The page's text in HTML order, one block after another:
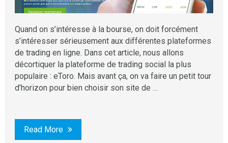
Quand on s’intéresse à la bourse, on doit forcément
s’intéresser sérieusement aux différentes plateformes
de trading en ligne. Dans cet article, nous allons
décortiquer la plateforme de trading social la plus
populaire : eToro. Mais avant ça, on va faire un petit tour
d’horizon pour bien choisir son site de …
Read More